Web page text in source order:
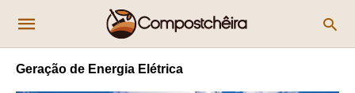
Geração de Energia Elétrica